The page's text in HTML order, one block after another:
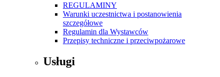
REGULAMINY
Warunki uczestnictwa i postanowienia
szczegółowe
Regulamin dla Wystawców
Przepisy techniczne i przeciwpożarowe
Usługi